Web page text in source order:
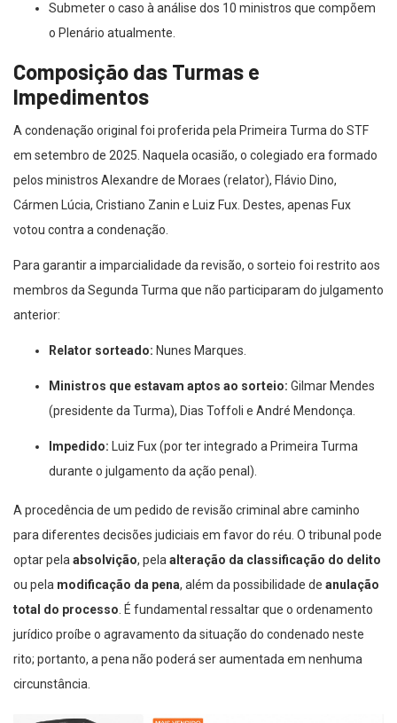
Submeter o caso à análise dos 10 ministros que compõem
o Plenário atualmente.
Composição das Turmas e
Impedimentos
A condenação original foi proferida pela Primeira Turma do STF
em setembro de 2025. Naquela ocasião, o colegiado era formado
pelos ministros Alexandre de Moraes (relator), Flávio Dino,
Cármen Lúcia, Cristiano Zanin e Luiz Fux. Destes, apenas Fux
votou contra a condenação.
Para garantir a imparcialidade da revisão, o sorteio foi restrito aos
membros da Segunda Turma que não participaram do julgamento
anterior:
Relator sorteado: Nunes Marques.
Ministros que estavam aptos ao sorteio: Gilmar Mendes
(presidente da Turma), Dias Toffoli e André Mendonça.
Impedido: Luiz Fux (por ter integrado a Primeira Turma
durante o julgamento da ação penal).
A procedência de um pedido de revisão criminal abre caminho
para diferentes decisões judiciais em favor do réu. O tribunal pode
optar pela absolvição, pela alteração da classificação do delito
ou pela modificação da pena, além da possibilidade de anulação
total do processo . É fundamental ressaltar que o ordenamento
jurídico proíbe o agravamento da situação do condenado neste
rito; portanto, a pena não poderá ser aumentada em nenhuma
circunstância.